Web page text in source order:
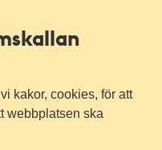
kakor, cookies, för att
webbplatsen ska